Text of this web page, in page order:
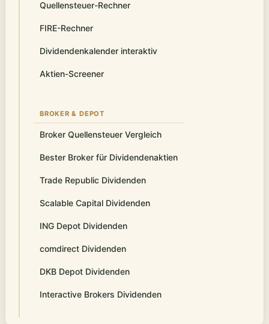
Quellensteuer-Rechner
FIRE-Rechner
Dividendenkalender interaktiv
Aktien-Screener
BROKER & DEPOT
Broker Quellensteuer Vergleich
Bester Broker für Dividendenaktien
Trade Republic Dividenden
Scalable Capital Dividenden
ING Depot Dividenden
comdirect Dividenden
DKB Depot Dividenden
Interactive Brokers Dividenden